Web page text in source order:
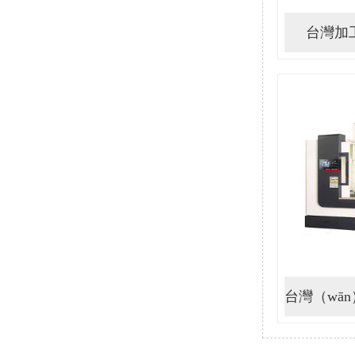
台灣加
台灣（